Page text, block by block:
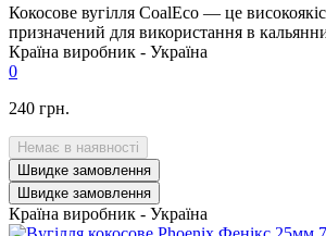
Кокосове вугілля CoalEco — це
призначений для використання в
Країна виробник - Україна
0
240 грн.
Немає в наявності
Швидке замовлення
Швидке замовлення
Країна виробник - Україна